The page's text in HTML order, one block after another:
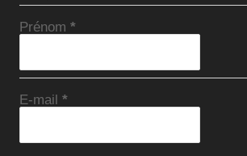
Prénom*
E-mail*